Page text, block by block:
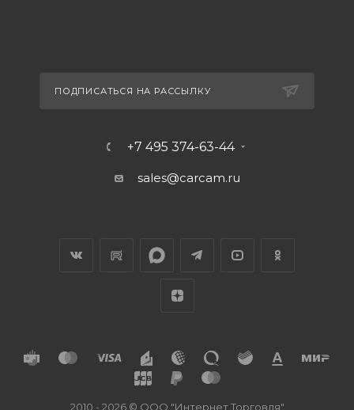
ПОДПИСАТЬСЯ НА РАССЫЛКУ
+7 495 374-63-44
sales@carcam.ru
2010 - 2026 © ООО "Интернет Торговля"